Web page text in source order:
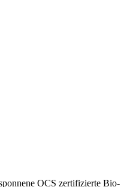
OCS zertifizierte Bio-